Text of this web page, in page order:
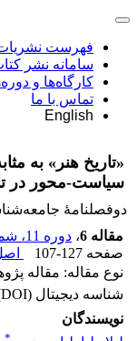
فهرست
سامانه نشر
کارگاه‌ها و
تماس با ما
English
«تاریخ هنر» به
سیاست-محور در
دوفصلنامۀ
مقاله 6
، دوره 11، شماره 1 - شماره پیاپی 21
صفحه 107-127
نوع مقاله: مقاله
شناسه دیجیتال (DOI):
نویسندگان
*